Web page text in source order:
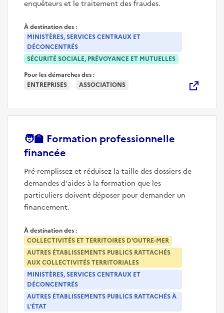
enquêteurs et le traitement des fraudes.
À destination des :
MINISTÈRES, SERVICES CENTRAUX ET
DÉCONCENTRÉS
SÉCURITÉ SOCIALE, PRÉVOYANCE ET MUTUELLES
Pour les démarches des :
ENTREPRISES
ASSOCIATIONS
🧑‍🏫 Formation professionnelle
financée
Pré-remplissez et réduisez la taille des dossiers de
demandes d'aides à la formation que les
particuliers doivent déposer pour demander un
financement.
À destination des :
COLLECTIVITÉS ET TERRITOIRES D'OUTRE-MER
AUTRES ÉTABLISSEMENTS PUBLICS RATTACHÉS
AUX COLLECTIVITÉS TERRITORIALES
MINISTÈRES, SERVICES CENTRAUX ET
DÉCONCENTRÉS
AUTRES ÉTABLISSEMENTS PUBLICS RATTACHÉS À
L'ÉTAT